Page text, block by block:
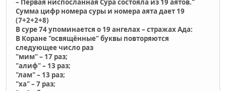
Сумма цифр номера суры и номера аята дает 19
(7+2+2+8)
В суре 74 упоминается о 19 ангелах – стражах Ада:
В Коране "освящённые" буквы повторяются
следующее число раз
"мим" – 17 раз;
"алиф" – 13 раз;
"лам" – 13 раз;
"ха" – 7 раз;